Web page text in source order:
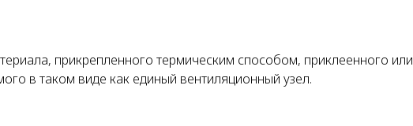
прикрепленного термическим способом, приклеенного или
в таком виде как единый вентиляционный узел.